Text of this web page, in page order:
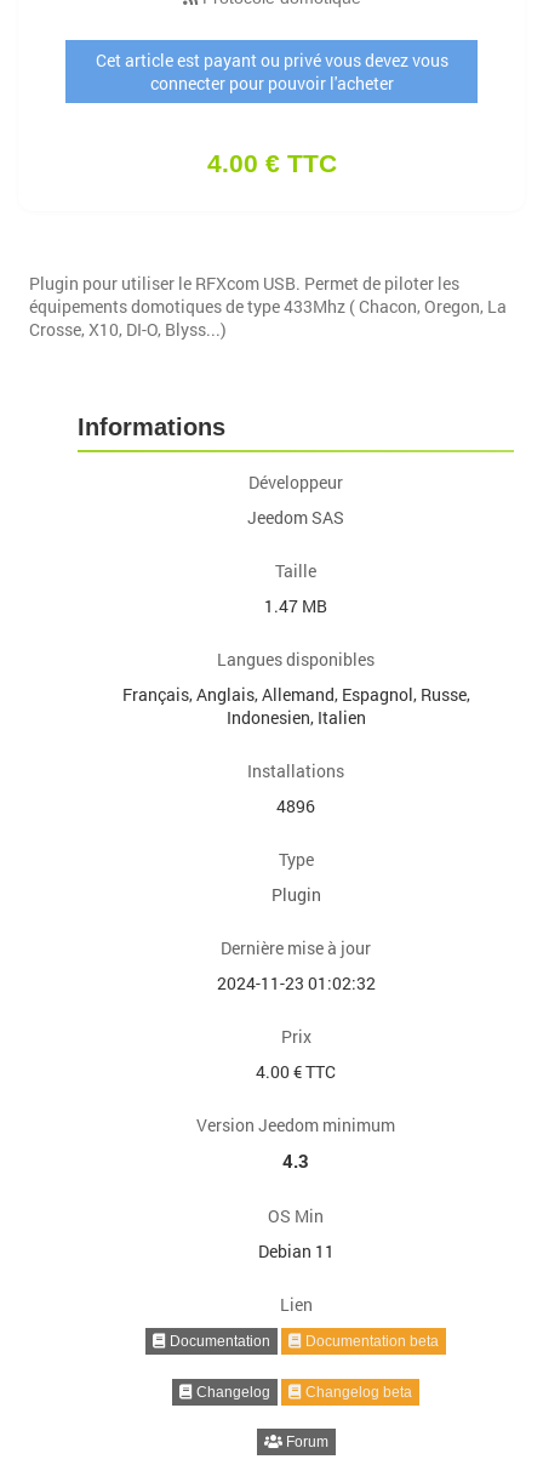
Cet article est payant ou privé vous devez vous
connecter pour pouvoir l'acheter
4.00 € TTC
Plugin pour utiliser le RFXcom USB. Permet de piloter les
équipements domotiques de type 433Mhz ( Chacon, Oregon, La
Crosse, X10, DI-O, Blyss...)
Informations
Développeur
Jeedom SAS
Taille
1.47 MB
Langues disponibles
Français, Anglais, Allemand, Espagnol, Russe,
Indonesien, Italien
Installations
4896
Type
Plugin
Dernière mise à jour
2024-11-23 01:02:32
Prix
4.00 € TTC
Version Jeedom minimum
4.3
OS Min
Debian 11
Lien
Documentation Documentation beta
Changelog Changelog beta
Forum